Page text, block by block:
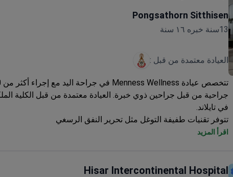
Pongsathorn Sitthisen
13سنة خبره ١٦ سنة
العيادة معتمدة من قبل :
جراحية من قبل جراحين ذوي خبرة. العيادة معتمدة من قبل الكلية
في تايلاند.
تتوفر تقنيات طفيفة التوغل مثل تحرير النفق الرسغي
جراحون مدربون في مؤسسات رائدة بما في ذلك مستشفى راماثيبودي
اقرأ المزيد
Hisar Intercontinental Hospital